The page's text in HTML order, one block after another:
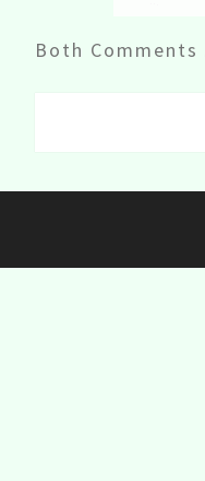
Both